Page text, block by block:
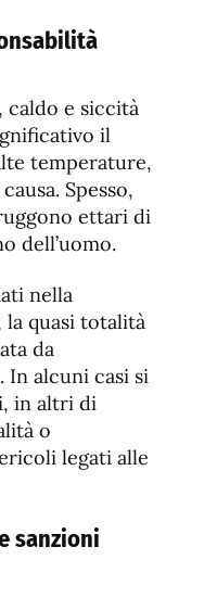
caldo e siccità
il
temperature,
Spesso,
ettari di
dell’uomo.
nella
la quasi totalità
da
alcuni casi si
in altri di
o
legati alle
sanzioni